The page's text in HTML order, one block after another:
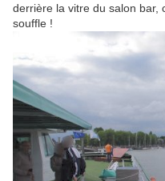
derrière la vitre du salon bar,
souffle !